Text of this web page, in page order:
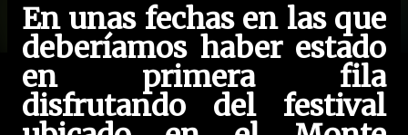
En unas fechas en las que
deberíamos haber estado
en primera fila
disfrutando del festival